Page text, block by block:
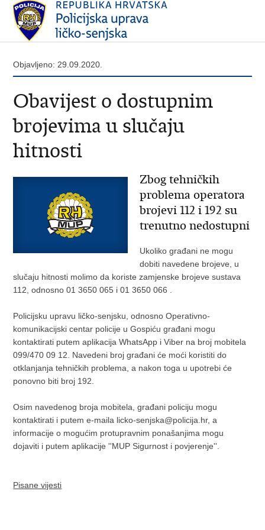
Objavljeno: 29.09.2020.
Obavijest o dostupnim
brojevima u slučaju
hitnosti
Zbog tehničkih
problema operatora
brojevi 112 i 192 su
trenutno nedostupni
Ukoliko građani ne mogu
dobiti navedene brojeve, u
slučaju hitnosti molimo da koriste zamjenske brojeve sustava
112, odnosno 01 3650 065 i 01 3650 066 .
Policijsku upravu ličko-senjsku, odnosno Operativno-
komunikacijski centar policije u Gospiću građani mogu
kontaktirati putem aplikacija WhatsApp i Viber na broj mobitela
099/470 09 12. Navedeni broj građani će moći koristiti do
otklanjanja tehničkih problema, a nakon toga u upotrebi će
ponovno biti broj 192.
Osim navedenog broja mobitela, građani policiju mogu
kontaktirati i putem e-maila licko-senjska@policija.hr, a
informacije o mogućim protupravnim ponašanjima mogu
dojaviti i putem aplikacije ''MUP Sigurnost i povjerenje''.
Pisane vijesti